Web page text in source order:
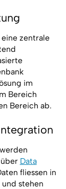
zentrale
im
Bereich
Bereich ab.
über Data
fliessen in
und stehen